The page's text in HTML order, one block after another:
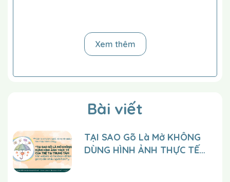
trước mặt trẻ, theo dõi. Hãy hỏi trẻ : “Bà/ chị
đang làm gì vậy? ”. Gợi ý cho trẻ trả lời câu
vỗ tay”). Khen và thưởng cho câu trả lời đó
trẻ. Cuối cùng chỉ khen và thưởng những câu
trả lời đúng của trẻ mà không cần gợi ý.
Dạy ngẫu nhiên hai đại từ trên:Bạn có thể
dạy một trong hai phần 1 và 2. Gợi ý cho trẻ
Xem thêm
Bài viết
TẠI SAO Gõ Là Mở KHÔNG
DÙNG HÌNH ẢNH THỰC TẾ